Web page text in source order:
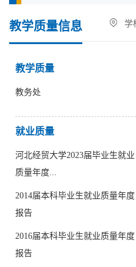
教学质量信息 学
教学质量
教务处
就业质量
河北经贸大学2023届毕业生就业
质量年度...
2014届本科毕业生就业质量年度
报告
2016届本科毕业生就业质量年度
报告